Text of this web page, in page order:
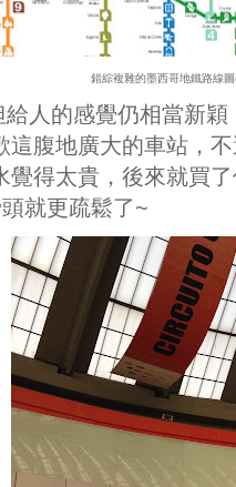
錯綜複雜的墨西哥地鐵路線
人的感覺仍相當新
這腹地廣大的車站，
覺得太貴，後來就買
就更疏鬆了~